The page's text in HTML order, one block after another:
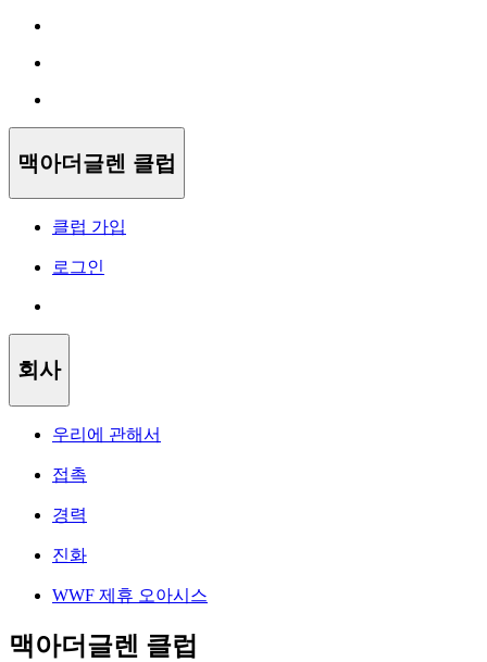
맥아더글렌 클럽
클럽 가입
로그인
회사
우리에 관해서
접촉
경력
진화
WWF 제휴 오아시스
맥아더글렌 클럽